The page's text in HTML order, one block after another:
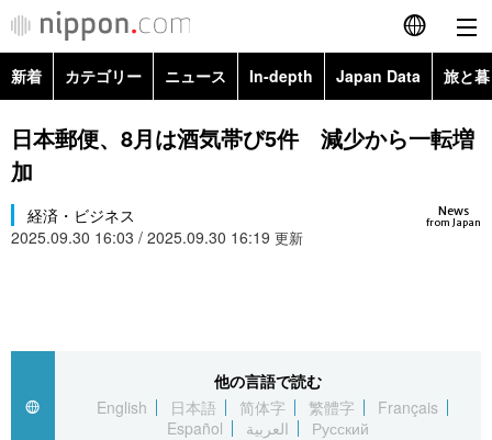
English
简体字
Русский
カテゴリー
国際
アーカイブ
Japan Data
新着 カテゴリー ニュース In-depth Japan Data 旅と
政治・外交
経済・ビジネス
国際・海外
文化
科学・技術
Topics
日本郵便、8月は酒気帯び5件 減少から一転増
加
News
from Japan
経済・ビジネス
2025.09.30 16:03 / 2025.09.30 16:19 更新
他の言語で読む
English
日本語 简体字 繁體字
Français
Español
العربية Русский